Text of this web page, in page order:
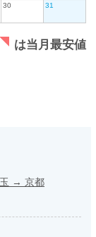
30 31
は当月最安値
→ 京都